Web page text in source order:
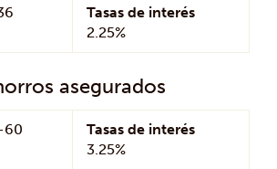
Tasas de interés
2.25%
asegurados
60
Tasas de interés
3.25%